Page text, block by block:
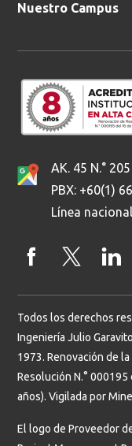
Nuestro Campus
AK. 45 N.°
PBX: +60(1)
Línea
Todos los derechos
Ingeniería Julio
1973. Renovación de
Resolución N.°
años). Vigilada por
El logo de Proveedor